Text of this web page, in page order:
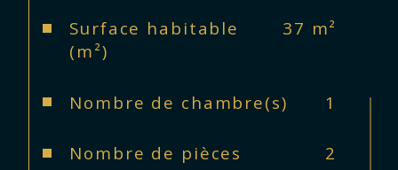
Surface habitable
(m²)
37 m²
Nombre de chambre(s) 1
Nombre de pièces 2
vendeur
SAMEDI JOURS FERIES INCLUS et